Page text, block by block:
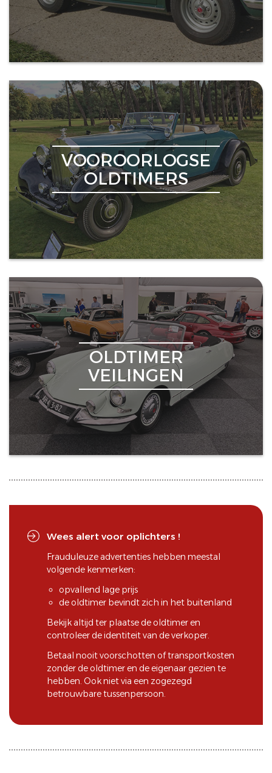
VOOROORLOGSE
OLDTIMERS
OLDTIMER
VEILINGEN
Wees alert voor oplichters !
Frauduleuze advertenties hebben meestal
volgende kenmerken:
opvallend lage prijs
de oldtimer bevindt zich in het buitenland
Bekijk altijd ter plaatse de oldtimer en
controleer de identiteit van de verkoper.
Betaal nooit voorschotten of transportkosten
zonder de oldtimer en de eigenaar gezien te
hebben. Ook niet via een zogezegd
betrouwbare tussenpersoon.